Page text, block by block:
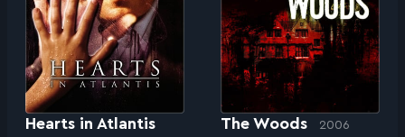
Hearts in Atlantis The Woods 2006